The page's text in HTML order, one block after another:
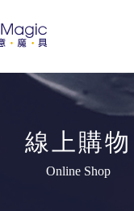
線上購物
Online Shop